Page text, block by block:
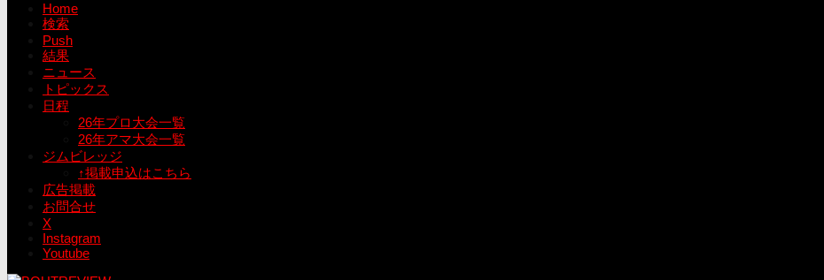
Home
検索
Push
結果
ニュース
トピックス
日程
26年プロ大会一覧
26年アマ大会一覧
ジムビレッジ
↑掲載申込はこちら
広告掲載
お問合せ
X
Instagram
Youtube